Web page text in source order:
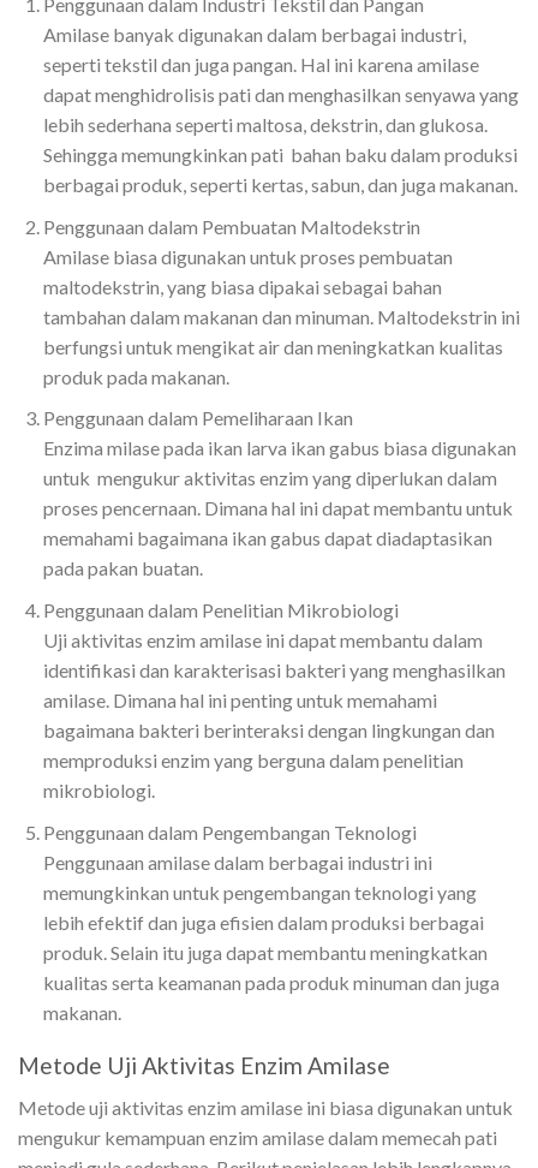
Amilase banyak digunakan dalam berbagai industri,
seperti tekstil dan juga pangan. Hal ini karena amilase
dapat menghidrolisis pati dan menghasilkan senyawa yang
lebih sederhana seperti maltosa, dekstrin, dan glukosa.
Sehingga memungkinkan pati bahan baku dalam produksi
berbagai produk, seperti kertas, sabun, dan juga makanan.
Penggunaan dalam Pembuatan Maltodekstrin
Amilase biasa digunakan untuk proses pembuatan
maltodekstrin, yang biasa dipakai sebagai bahan
tambahan dalam makanan dan minuman. Maltodekstrin ini
berfungsi untuk mengikat air dan meningkatkan kualitas
produk pada makanan.
Penggunaan dalam Pemeliharaan Ikan
Enzima milase pada ikan larva ikan gabus biasa digunakan
untuk mengukur aktivitas enzim yang diperlukan dalam
proses pencernaan. Dimana hal ini dapat membantu untuk
memahami bagaimana ikan gabus dapat diadaptasikan
pada pakan buatan.
Penggunaan dalam Penelitian Mikrobiologi
Uji aktivitas enzim amilase ini dapat membantu dalam
identifikasi dan karakterisasi bakteri yang menghasilkan
amilase. Dimana hal ini penting untuk memahami
bagaimana bakteri berinteraksi dengan lingkungan dan
memproduksi enzim yang berguna dalam penelitian
mikrobiologi.
Penggunaan dalam Pengembangan Teknologi
Penggunaan amilase dalam berbagai industri ini
memungkinkan untuk pengembangan teknologi yang
lebih efektif dan juga efisien dalam produksi berbagai
produk. Selain itu juga dapat membantu meningkatkan
kualitas serta keamanan pada produk minuman dan juga
makanan.
Metode Uji Aktivitas Enzim Amilase
Metode uji aktivitas enzim amilase ini biasa digunakan untuk
mengukur kemampuan enzim amilase dalam memecah pati